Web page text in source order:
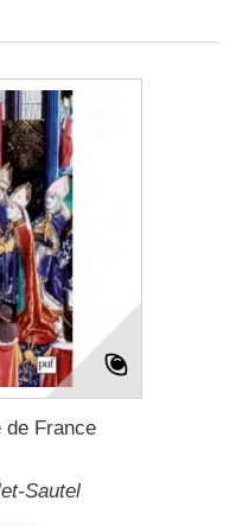
de France
Sautel